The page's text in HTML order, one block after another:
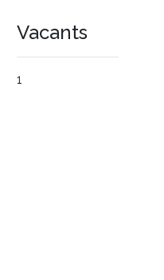
Vacants
1